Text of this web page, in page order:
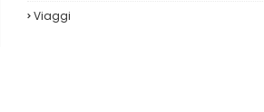
Viaggi